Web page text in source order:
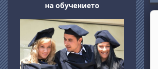
на обучението